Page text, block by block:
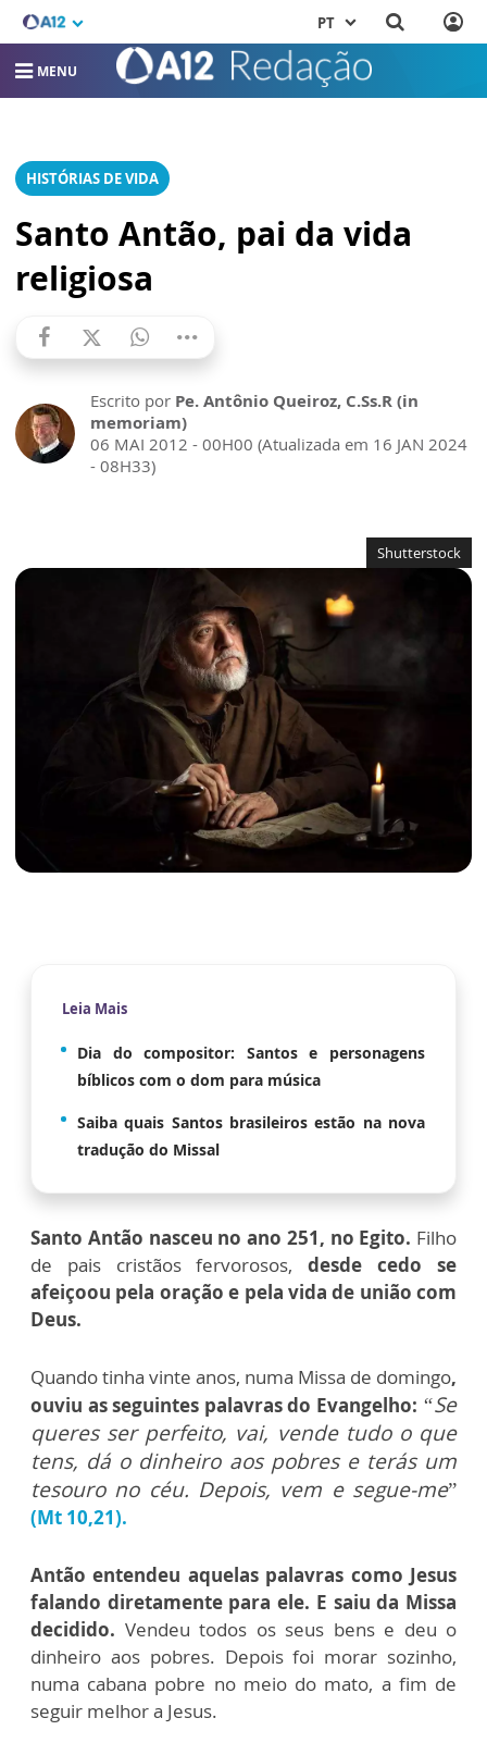
PT
MENU
HISTÓRIAS DE VIDA
Santo Antão, pai da vida
religiosa
Escrito por Pe. Antônio Queiroz, C.Ss.R (in
memoriam)
06 MAI 2012 - 00H00 (Atualizada em 16 JAN 2024
- 08H33)
Shutterstock
Leia Mais
Dia do compositor: Santos e personagens
bíblicos com o dom para música
Saiba quais Santos brasileiros estão na nova
tradução do Missal
Santo Antão nasceu no ano 251, no Egito. Filho
de pais cristãos fervorosos,desde cedo se
afeiçoou pela oração e pela vida de união com
Deus.
Quando tinha vinte anos, numa Missa de domingo,
ouviu as seguintes palavras do Evangelho: “Se
queres ser perfeito, vai, vende tudo o que
tens, dá o dinheiro aos pobres e terás um
tesouro no céu. Depois, vem e segue-me”
(Mt 10,21).
Antão entendeu aquelas palavras como Jesus
falando diretamente para ele. E saiu da Missa
decidido. Vendeu todos os seus bens e deu o
dinheiro aos pobres. Depois foi morar sozinho,
numa cabana pobre no meio do mato, a fim de
seguir melhor a Jesus.